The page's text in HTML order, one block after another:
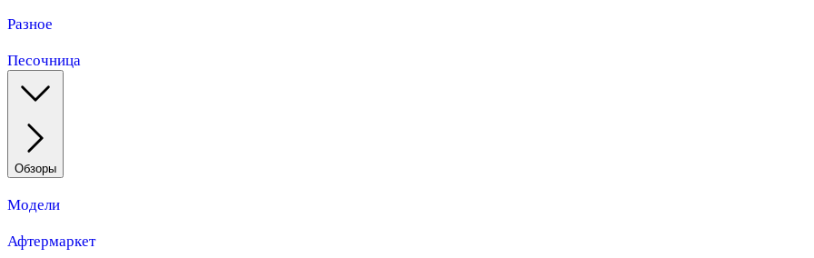
Разное
Песочница
Обзоры
Модели
Афтермаркет